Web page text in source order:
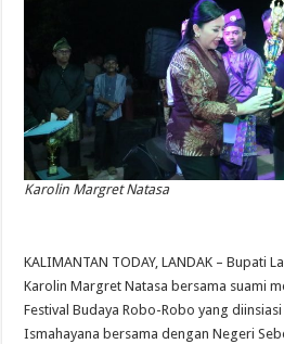
Karolin Margret Natasa
KALIMANTAN TODAY, LANDAK – Bupati
Karolin Margret Natasa bersama suami
Festival Budaya Robo-Robo yang
Ismahayana bersama dengan Negeri